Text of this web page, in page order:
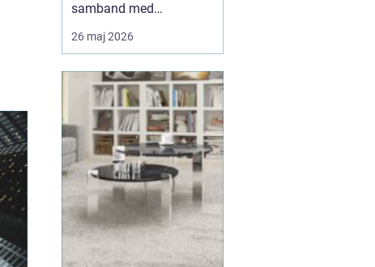
samband med
fastighetsköp där
köparen efter tillträdet
inte var synliga vid
besiktning. Det kan
handla om fukt,
konstruktionsfel eller
andra brister som...
26 maj 2026